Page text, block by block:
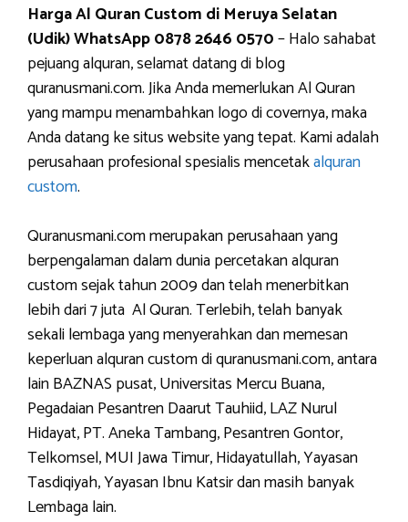
Harga Al Quran Custom di Meruya Selatan
(Udik) WhatsApp 0878 2646 0570– Halo sahabat
pejuang alquran, selamat datang di blog
quranusmani.com. Jika Anda memerlukan Al Quran
yang mampu menambahkan logo di covernya, maka
Anda datang ke situs website yang tepat. Kami adalah
perusahaan profesional spesialis mencetakalquran
custom.
Quranusmani.com merupakan perusahaan yang
berpengalaman dalam dunia percetakan alquran
custom sejak tahun 2009 dan telah menerbitkan
lebih dari 7 juta Al Quran. Terlebih, telah banyak
sekali lembaga yang menyerahkan dan memesan
keperluan alquran custom di quranusmani.com, antara
lain BAZNAS pusat, Universitas Mercu Buana,
Pegadaian Pesantren Daarut Tauhiid, LAZ Nurul
Hidayat, PT. Aneka Tambang, Pesantren Gontor,
Telkomsel, MUI Jawa Timur, Hidayatullah, Yayasan
Tasdiqiyah, Yayasan Ibnu Katsir dan masih banyak
Lembaga lain.